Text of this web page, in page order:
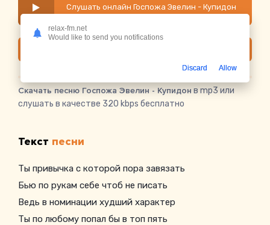
Слушать онлайн Госпожа Эвелин - Купидон
Скачать песню Госпожа Эвелин - Купидонв mp3 или
слушать в качестве 320 kbps бесплатно
Текст песни
Ты привычка с которой пора завязать
Бью по рукам себе чтоб не писать
Ведь в номинации худший характер
Ты по любому попал бы в топ пять
relax-fm.net
Would like to send you notifications
Discard Allow